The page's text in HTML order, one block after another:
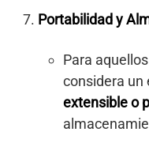
Portabilidad y
Para
considera un
extensible o